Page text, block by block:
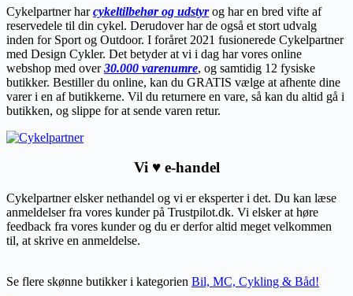
Cykelpartner harcykeltilbehør og udstyrog har en bred vifte af
reservedele til din cykel. Derudover har de også et stort udvalg
inden for Sport og Outdoor. I foråret 2021 fusionerede Cykelpartner
med Design Cykler. Det betyder at vi i dag har vores online
webshop med over30.000 varenumre, og samtidig 12 fysiske
butikker. Bestiller du online, kan du GRATIS vælge at afhente dine
varer i en af butikkerne. Vil du returnere en vare, så kan du altid gå i
butikken, og slippe for at sende varen retur.
Vi ♥ e-handel
Cykelpartner elsker nethandel og vi er eksperter i det. Du kan læse
anmeldelser fra vores kunder på Trustpilot.dk. Vi elsker at høre
feedback fra vores kunder og du er derfor altid meget velkommen
til, at skrive en anmeldelse.
Se flere skønne butikker i kategorien Bil, MC, Cykling & Båd!